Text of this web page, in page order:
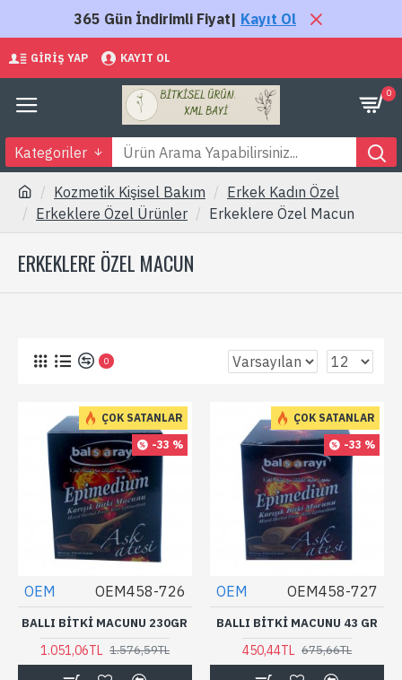
365 Gün İndirimli Fiyat| Kayıt Ol
GIRIŞ YAP KAYIT OL
0
Kategoriler
Kozmetik Kişisel Bakım
Erkek Kadın Özel
Erkeklere Özel Ürünler
Erkeklere Özel Macun
ERKEKLERE ÖZEL MACUN
0
ÇOK SATANLAR
-33 %
OEM OEM458-726
BALLI BITKI MACUNU 230GR
1.051,06TL 1.576,59TL
ÇOK SATANLAR
-33 %
OEM OEM458-727
BALLI BITKI MACUNU 43 GR
450,44TL 675,66TL